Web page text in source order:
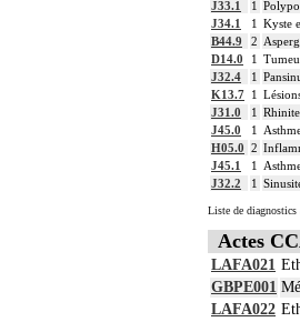
J33.1
1
J34.1
1 Kyste
B44.9
2
D14.0
1
J32.4
1
K13.7 1
J31.0
1
J45.0
1
H05.0 2
J45.1
1
J32.2
1
Liste de diagnostics
Actes
LAFA021
GBPE001
LAFA022